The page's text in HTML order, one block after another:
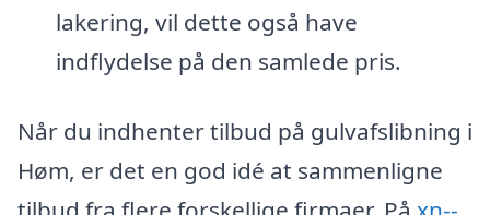
lakering, vil dette også have
indflydelse på den samlede pris.
Når du indhenter tilbud på gulvafslibning i
Høm, er det en god idé at sammenligne